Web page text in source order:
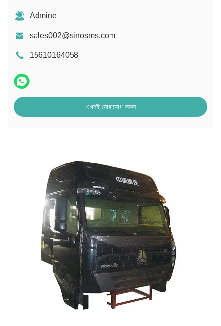
Admine
sales002@sinosms.com
15610164058
এখনই যোগাযোগ করুন